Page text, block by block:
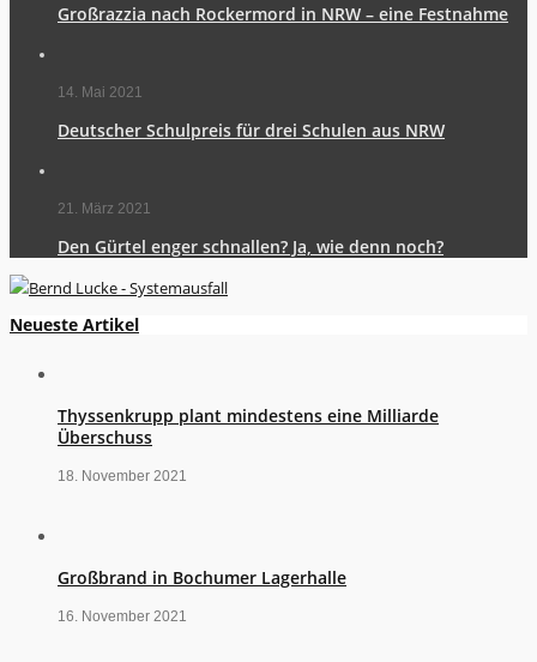
Großrazzia nach Rockermord in NRW – eine Festnahme
14. Mai 2021
Deutscher Schulpreis für drei Schulen aus NRW
21. März 2021
Den Gürtel enger schnallen? Ja, wie denn noch?
Neueste Artikel
Thyssenkrupp plant mindestens eine Milliarde
Überschuss
18. November 2021
Großbrand in Bochumer Lagerhalle
16. November 2021